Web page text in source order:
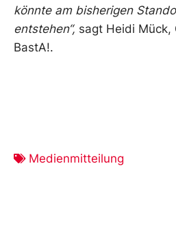
könnte am bisherigen
entstehen“, sagt Heidi Mück,
BastA!.
Medienmitteilung